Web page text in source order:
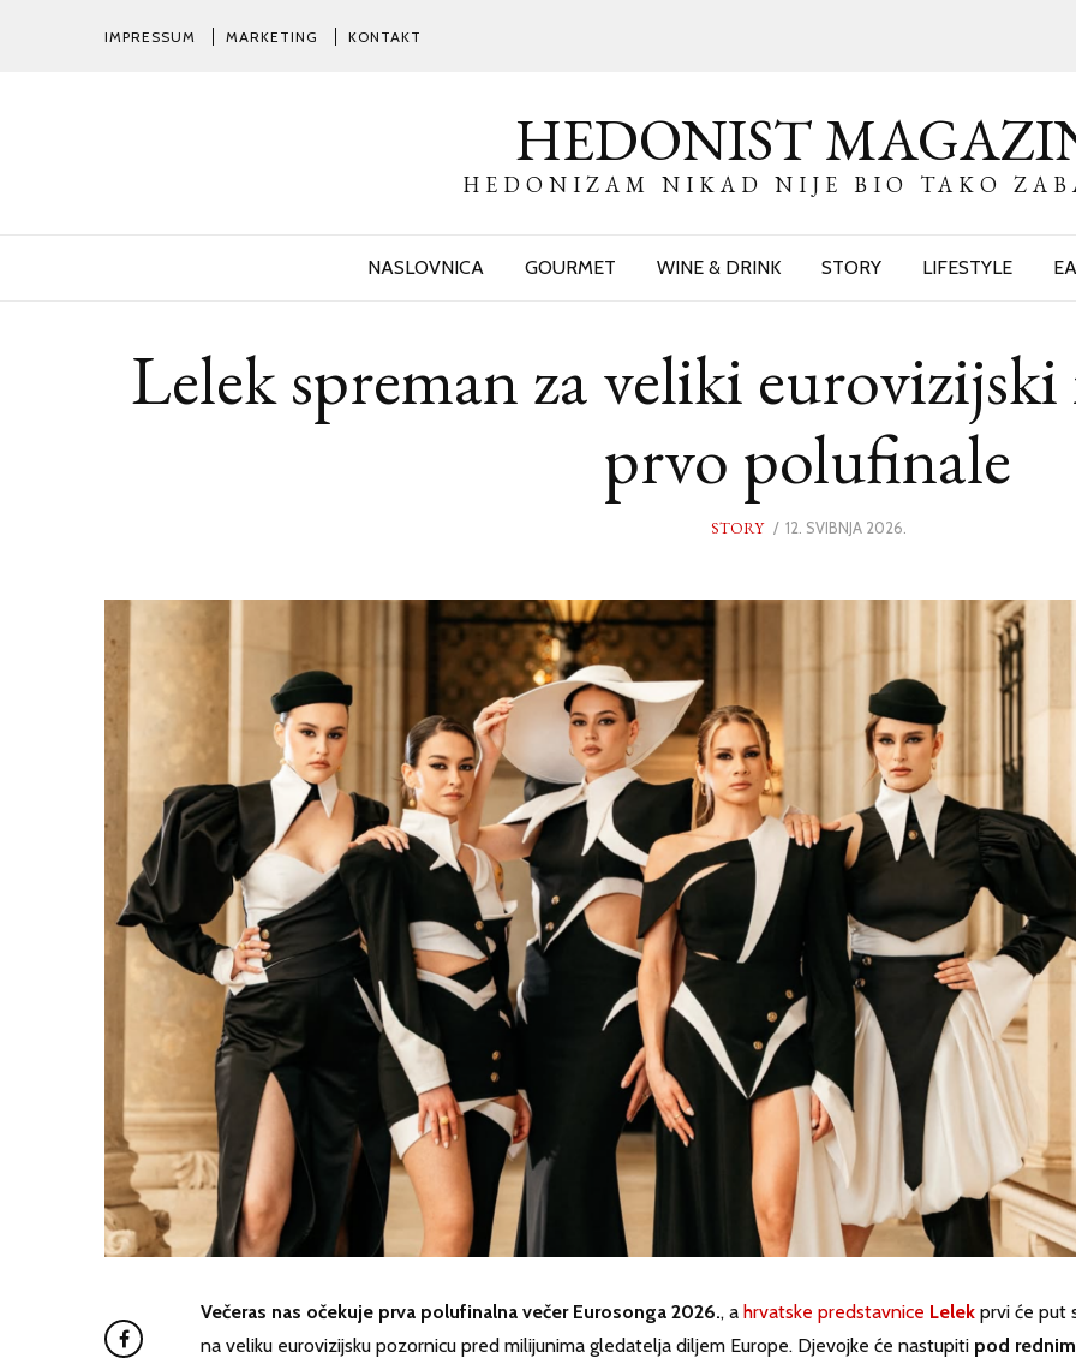
IMPRESSUM MARKETING KONTAKT
HEDONIST
HEDONIZAM NIKAD NIJE BIO TAKO
NASLOVNICA GOURMET WINE & DRINK STORY LIFESTYLE
Lelek spreman za veliki eurovizijski
prvo polufinale
STORY
POSTED
12. SVIBNJA 2026.
Večeras nas očekuje prva polufinalna večer Eurosonga 2026., a hrvatske predstavnice Lelek prvi će put
na veliku eurovizijsku pozornicu pred milijunima gledatelja diljem Europe. Djevojke će nastupiti pod rednim